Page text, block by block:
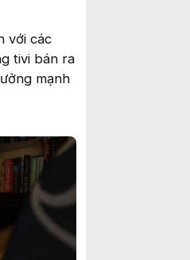
với các
tivi bán ra
mạnh